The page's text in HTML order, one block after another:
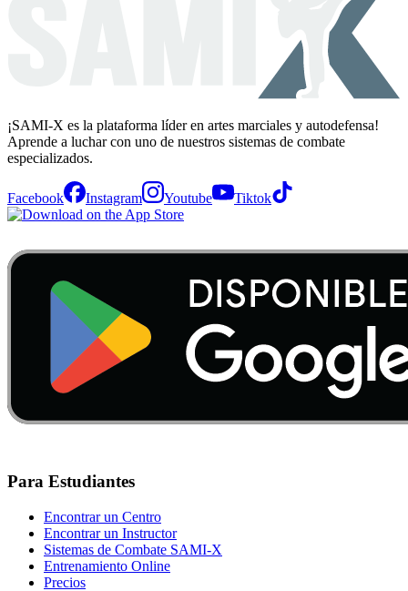
¡SAMI-X es la plataforma líder en artes marciales y autodefensa!
Aprende a luchar con uno de nuestros sistemas de combate
especializados.
Facebook Instagram Youtube Tiktok
Para Estudiantes
Encontrar un Centro
Encontrar un Instructor
Sistemas de Combate SAMI-X
Entrenamiento Online
Precios